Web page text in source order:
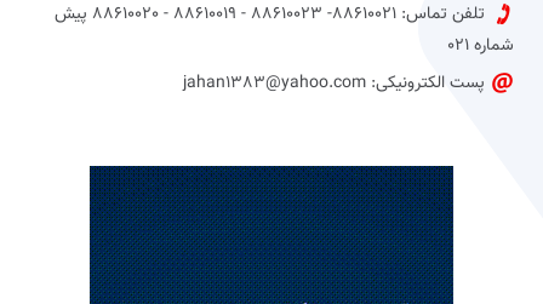
تلفن تماس: 88610021- 88610023 - 88610019 - 88610020 پیش
شماره 021
پست الکترونیکی: jahan1383@yahoo.com